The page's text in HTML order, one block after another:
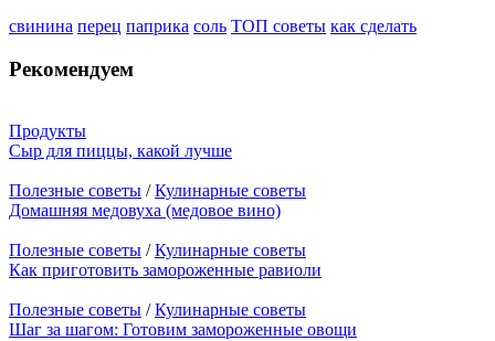
свинина перец паприка соль ТОП советы как сделать
Рекомендуем
Продукты
Сыр для пиццы, какой лучше
Полезные советы /Кулинарные советы
Домашняя медовуха (медовое вино)
Полезные советы /Кулинарные советы
Как приготовить замороженные равиоли
Полезные советы /Кулинарные советы
Шаг за шагом: Готовим замороженные овощи